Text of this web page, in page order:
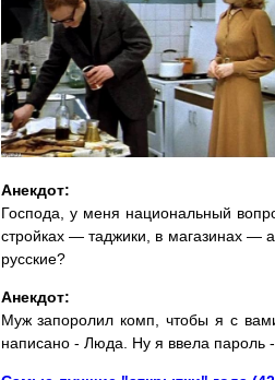
Анекдот:
Господа, у меня национальный
стройках — таджики, в магазинах —
русские?
Анекдот:
Муж запоролил комп, чтобы я с
написано - Люда. Ну я ввела пароль